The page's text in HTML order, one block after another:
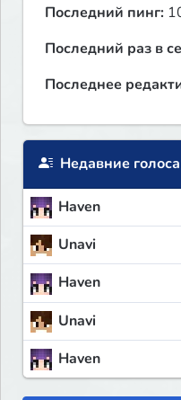
Последний пинг:
Последний раз в
Последнее
Недавние голоса
Haven
Unavi
Haven
Unavi
Haven